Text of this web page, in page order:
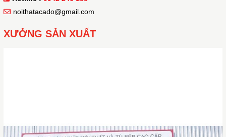
noithatacado@gmail.com
XƯỞNG SẢN XUẤT